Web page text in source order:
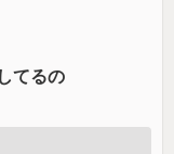
るの